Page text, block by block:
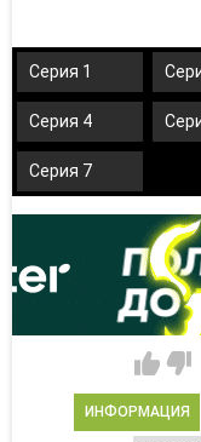
Серия 1
Серия 4
Серия 7
ИНФОРМАЦИЯ